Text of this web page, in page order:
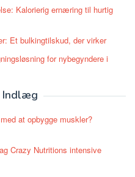
Kalorierig ernæring til hurtig
Et bulkingtilskud, der virker
for nybegyndere i
Indlæg
at opbygge muskler?
Crazy Nutritions intensive